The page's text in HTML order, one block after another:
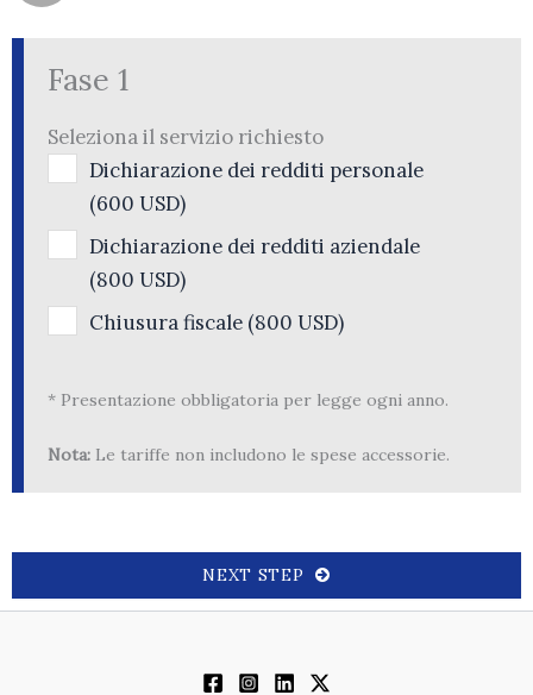
Fase 1
Seleziona il servizio richiesto
Dichiarazione dei redditi personale
(600 USD)
Dichiarazione dei redditi aziendale
(800 USD)
Chiusura fiscale (800 USD)
* Presentazione obbligatoria per legge ogni anno.
Nota: Le tariffe non includono le spese accessorie.
NEXT STEP